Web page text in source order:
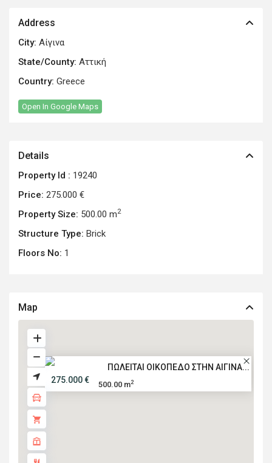
Address
City: Αίγινα
State/County: Αττική
Country: Greece
Open In Google Maps
Details
Property Id : 19240
Price: 275.000 €
Property Size: 500.00 m2
Structure Type: Brick
Floors No: 1
Map
ΠΩΛΕΙΤΑΙ ΟΙΚΟΠΕΔΟ ΣΤΗΝ ΑΙΓΙΝΑ...
275.000 €
500.00 m2